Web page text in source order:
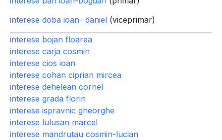
interese doba ioan- daniel (viceprimar)
interese bojan floarea
interese carja cosmin
interese cios ioan
interese cohan ciprian mircea
interese dehelean cornel
interese grada florin
interese ispravnic gheorghe
interese lulusan marcel
interese mandrutau cosmin-lucian